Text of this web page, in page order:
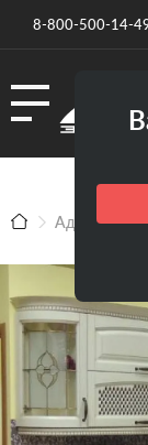
8-800-500-14-
Адреса